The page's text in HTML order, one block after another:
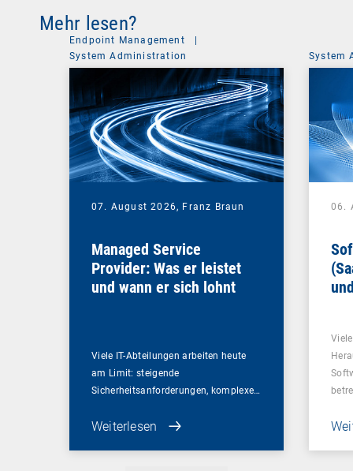
Mehr lesen?
Endpoint Management
System Administration
07. August 2026, Franz Braun
Managed Service
Provider: Was er leistet
und wann er sich lohnt
Viele IT-Abteilungen arbeiten heute
am Limit: steigende
Sicherheitsanforderungen, komplexe…
Weiterlesen
System
06.